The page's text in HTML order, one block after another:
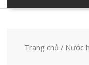
Trang chủ / Nước